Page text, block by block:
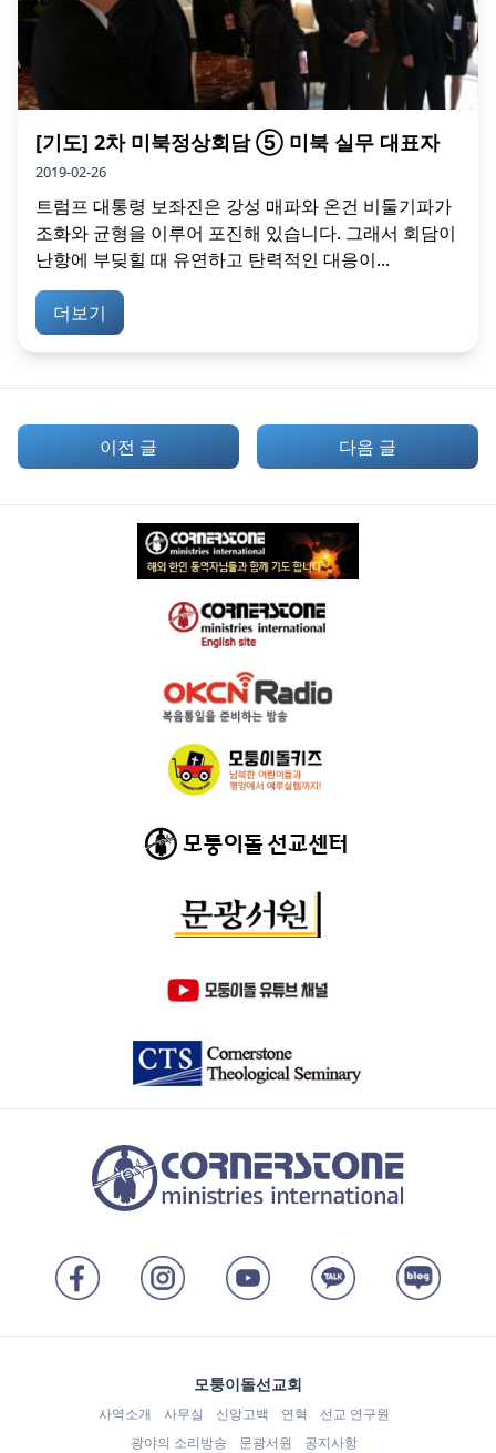
[기도] 2차 미북정상회담 ⑤ 미북 실무 대표자
2019-02-26
트럼프 대통령 보좌진은 강성 매파와 온건 비둘기파가
조화와 균형을 이루어 포진해 있습니다. 그래서 회담이
난항에 부딪힐 때 유연하고 탄력적인 대응이...
더보기
이전 글 다음 글
모퉁이돌선교회
사역소개 사무실 신앙고백 연혁
선교 연구원
광야의 소리방송
문광서원 공지사항